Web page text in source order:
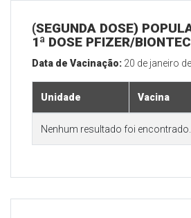
(SEGUNDA DOSE)
1ª DOSE PFIZER/
Data de Vacinação: 20 de janeiro
Unidade Vacina
Nenhum resultado foi encontrado.